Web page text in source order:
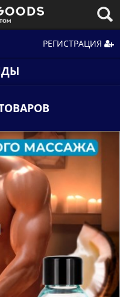
РЕГИСТРАЦИЯ